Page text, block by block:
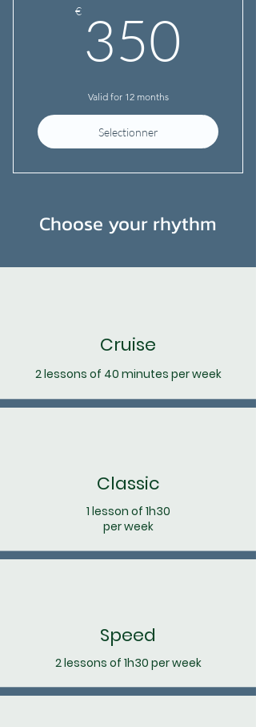
Resultats garantis
Examen Blanc
€ 350
Valid for 12 months
Selectionner
Choose your rhythm
Cruise
2 lessons of 40 minutes per week
Classic
1 lesson of 1h30
per week
Speed
2 lessons of 1h30 per week